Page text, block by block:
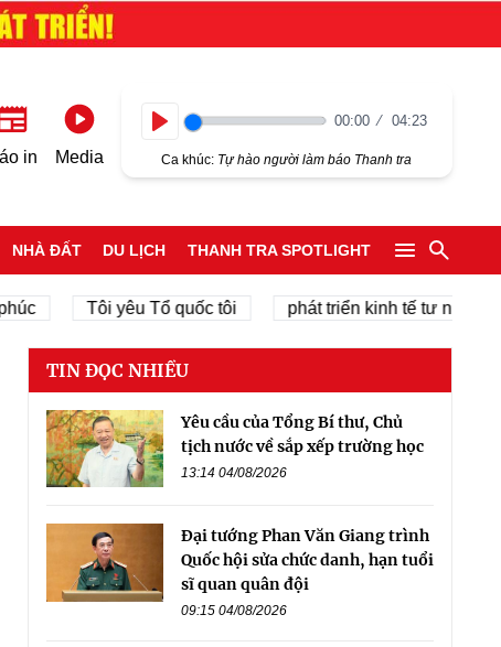
in Media
00:00 04:23
Ca khúc: Tự hào người làm báo Thanh tra
NHÀ ĐẤT DU LỊCH THANH TRA SPOTLIGHT
Tôi yêu Tổ quốc tôi phát triển kinh tế tư nhân
TIN ĐỌC NHIỀU
Yêu cầu của Tổng Bí thư, Chủ
tịch nước về sắp xếp trường học
13:14 04/08/2026
Đại tướng Phan Văn Giang trình
Quốc hội sửa chức danh, hạn tuổi
sĩ quan quân đội
09:15 04/08/2026